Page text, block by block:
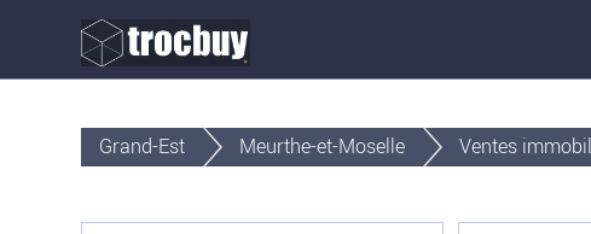
Grand-Est Meurthe-et-Moselle Ventes